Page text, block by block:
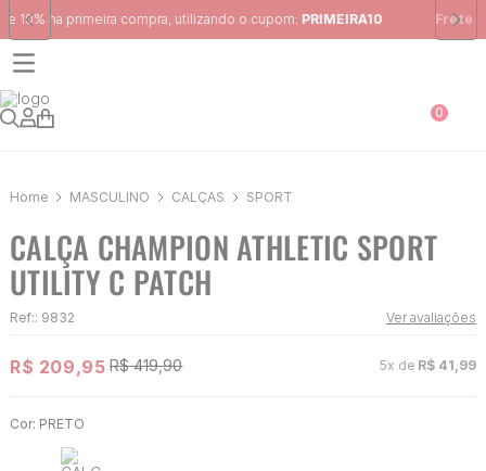
Frete Grátispara região Sudeste em pedidos acima de R$ 399,00
0
MASCULINO CALÇAS SPORT
CALÇA CHAMPION ATHLETIC SPORT
UTILITY C PATCH
Ref:: 9832 Ver avaliações
R$ 209,95 R$ 419,90 5x de R$ 41 99
Cor: PRETO